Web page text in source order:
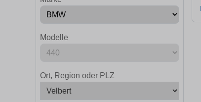
Modelle
Ort, Region oder PLZ